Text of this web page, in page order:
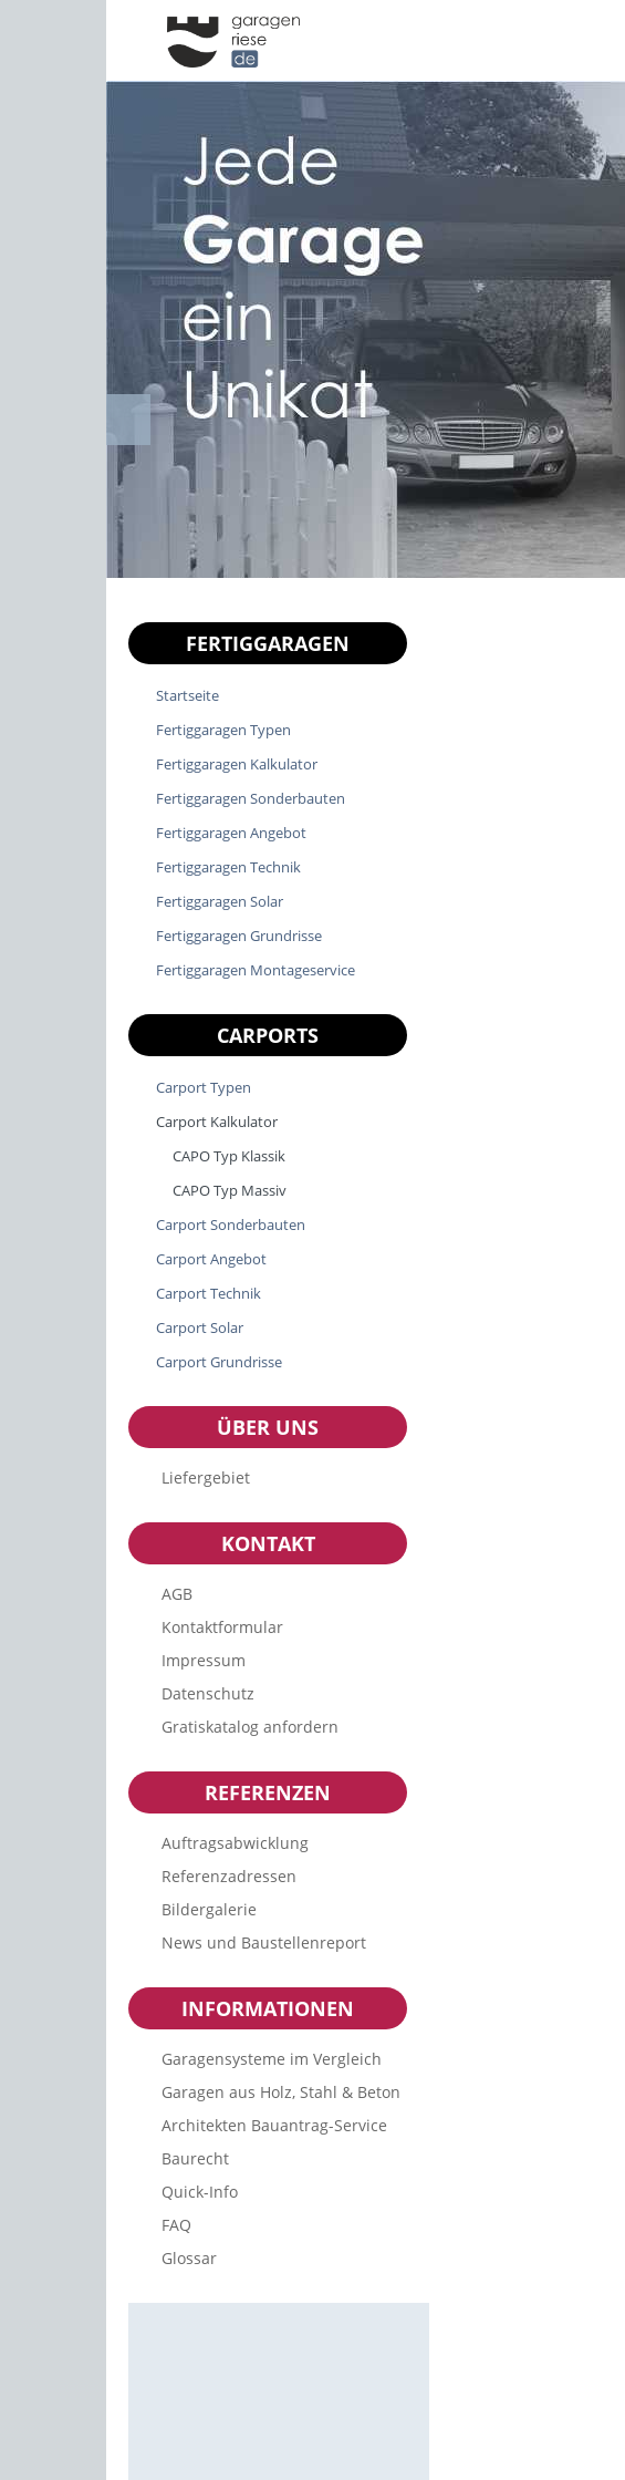
FERTIGGARAGEN
Startseite
Fertiggaragen Typen
Fertiggaragen Kalkulator
Fertiggaragen Sonderbauten
Fertiggaragen Angebot
Fertiggaragen Technik
Fertiggaragen Solar
Fertiggaragen Grundrisse
Fertiggaragen Montageservice
CARPORTS
Carport Typen
Carport Kalkulator
CAPO Typ Klassik
CAPO Typ Massiv
Carport Sonderbauten
Carport Angebot
Carport Technik
Carport Solar
Carport Grundrisse
ÜBER UNS
Liefergebiet
KONTAKT
AGB
Kontaktformular
Impressum
Datenschutz
Gratiskatalog anfordern
REFERENZEN
Auftragsabwicklung
Referenzadressen
Bildergalerie
News und Baustellenreport
INFORMATIONEN
Garagensysteme im Vergleich
Garagen aus Holz, Stahl & Beton
Architekten Bauantrag-Service
Baurecht
Quick-Info
FAQ
Glossar